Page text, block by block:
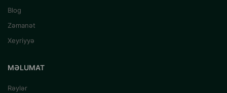
Blog
Zəmanət
Xeyriyyə
MƏLUMAT
Rəylər